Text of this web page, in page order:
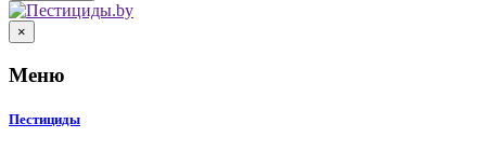
×
Меню
Пестициды